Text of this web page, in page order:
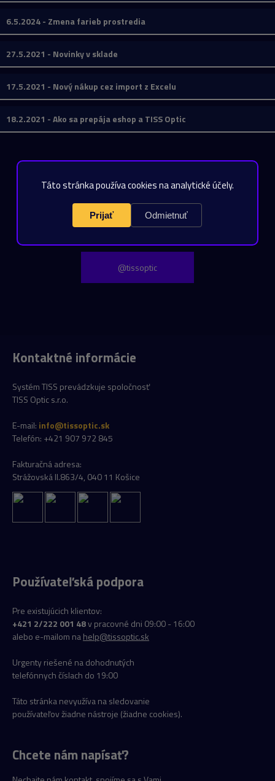
Táto stránka používa cookies na analytické účely.
Prijať Odmietnuť
6.5.2024 - Zmena farieb prostredia
27.5.2021 - Novinky v sklade
17.5.2021 - Nový nákup cez import z Excelu
18.2.2021 - Ako sa prepája eshop a TISS Optic
Sledujte nás na Instagrame
@tissoptic
Kontaktné informácie
Systém TISS prevádzkuje spoločnosť
TISS Optic s.r.o.
E-mail: info@tissoptic.sk
Telefón: +421 907 972 845
Fakturačná adresa:
Strážovská II.863/4, 040 11 Košice
Používateľská podpora
Pre existujúcich klientov:
+421 2/222 001 48v pracovné dni 09:00 - 16:00
alebo e-mailom nahelp@tissoptic.sk
Urgenty riešené na dohodnutých
telefónnych číslach do 19:00
Táto stránka nevyužíva na sledovanie
používateľov žiadne nástroje (žiadne cookies).
Chcete nám napísať?